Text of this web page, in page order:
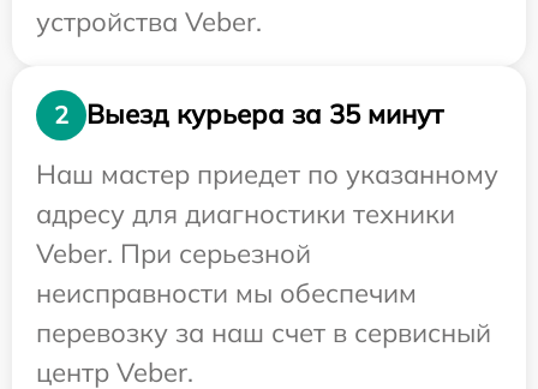
устройства Veber.
2
Выезд курьера за 35 минут
Наш мастер приедет по указанному
адресу для диагностики техники
Veber. При серьезной
неисправности мы обеспечим
перевозку за наш счет в сервисный
центр Veber.